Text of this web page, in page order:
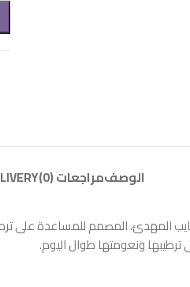
الوصفمراجعات (0)
المهدئ، المصمم للمساعدة على
ترطيبها ونعومتها طوال اليوم.